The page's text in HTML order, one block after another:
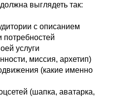
выглядеть так:
с описанием
потребностей
услуги
миссия, архетип)
(какие именно
(шапка, аватарка,